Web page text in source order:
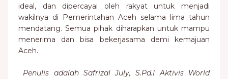
ideal, dan dipercayai oleh rakyat untuk menjadi
wakilnya di Pemerintahan Aceh selama lima tahun
mendatang. Semua pihak diharapkan untuk mampu
menerima dan bisa bekerjasama demi kemajuan
Aceh.
Penulis adalah Safrizal July, S.Pd.I Aktivis World